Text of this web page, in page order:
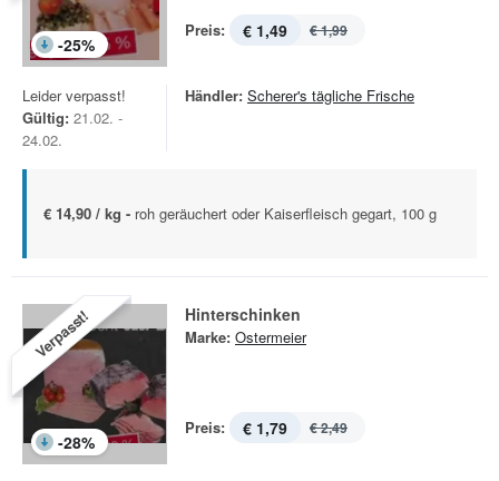
-25%
Preis: € 1,49 € 1,99
Leider verpasst!
Gültig: 21.02. -
24.02.
Händler: Scherer's tägliche Frische
€ 14,90 / kg - roh geräuchert oder Kaiserfleisch gegart, 100 g
Verpasst!
-28%
Hinterschinken
Marke: Ostermeier
Preis: € 1,79 € 2,49